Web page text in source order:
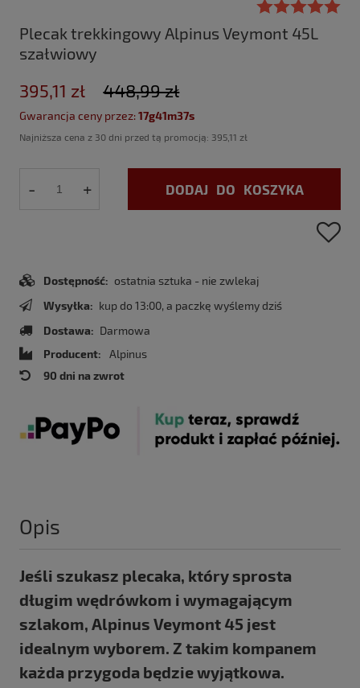
Plecak trekkingowy Alpinus Veymont 45L
szałwiowy
395,11 zł 448,99 zł
Gwarancja ceny przez:17g41m36s
Najniższa cena z 30 dni przed tą promocją: 395,11 zł
- + DODAJ DO KOSZYKA
Dostępność: ostatnia sztuka - nie zwlekaj
Wysyłka: kup do 13:00, a paczkę wyślemy dziś
Dostawa: Darmowa
Producent:
Alpinus
90 dni na zwrot
Opis
Jeśli szukasz plecaka, który sprosta
długim wędrówkom i wymagającym
szlakom, Alpinus Veymont 45 jest
idealnym wyborem. Z takim kompanem
każda przygoda będzie wyjątkowa.